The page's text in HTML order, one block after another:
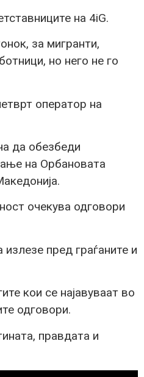
на 4iG.
за мигранти,
но него не го
оператор на
да обезбеди
на Орбановата
очекува одговори
пред граѓаните и
кои се најавуваат во
одговори.
правдата и